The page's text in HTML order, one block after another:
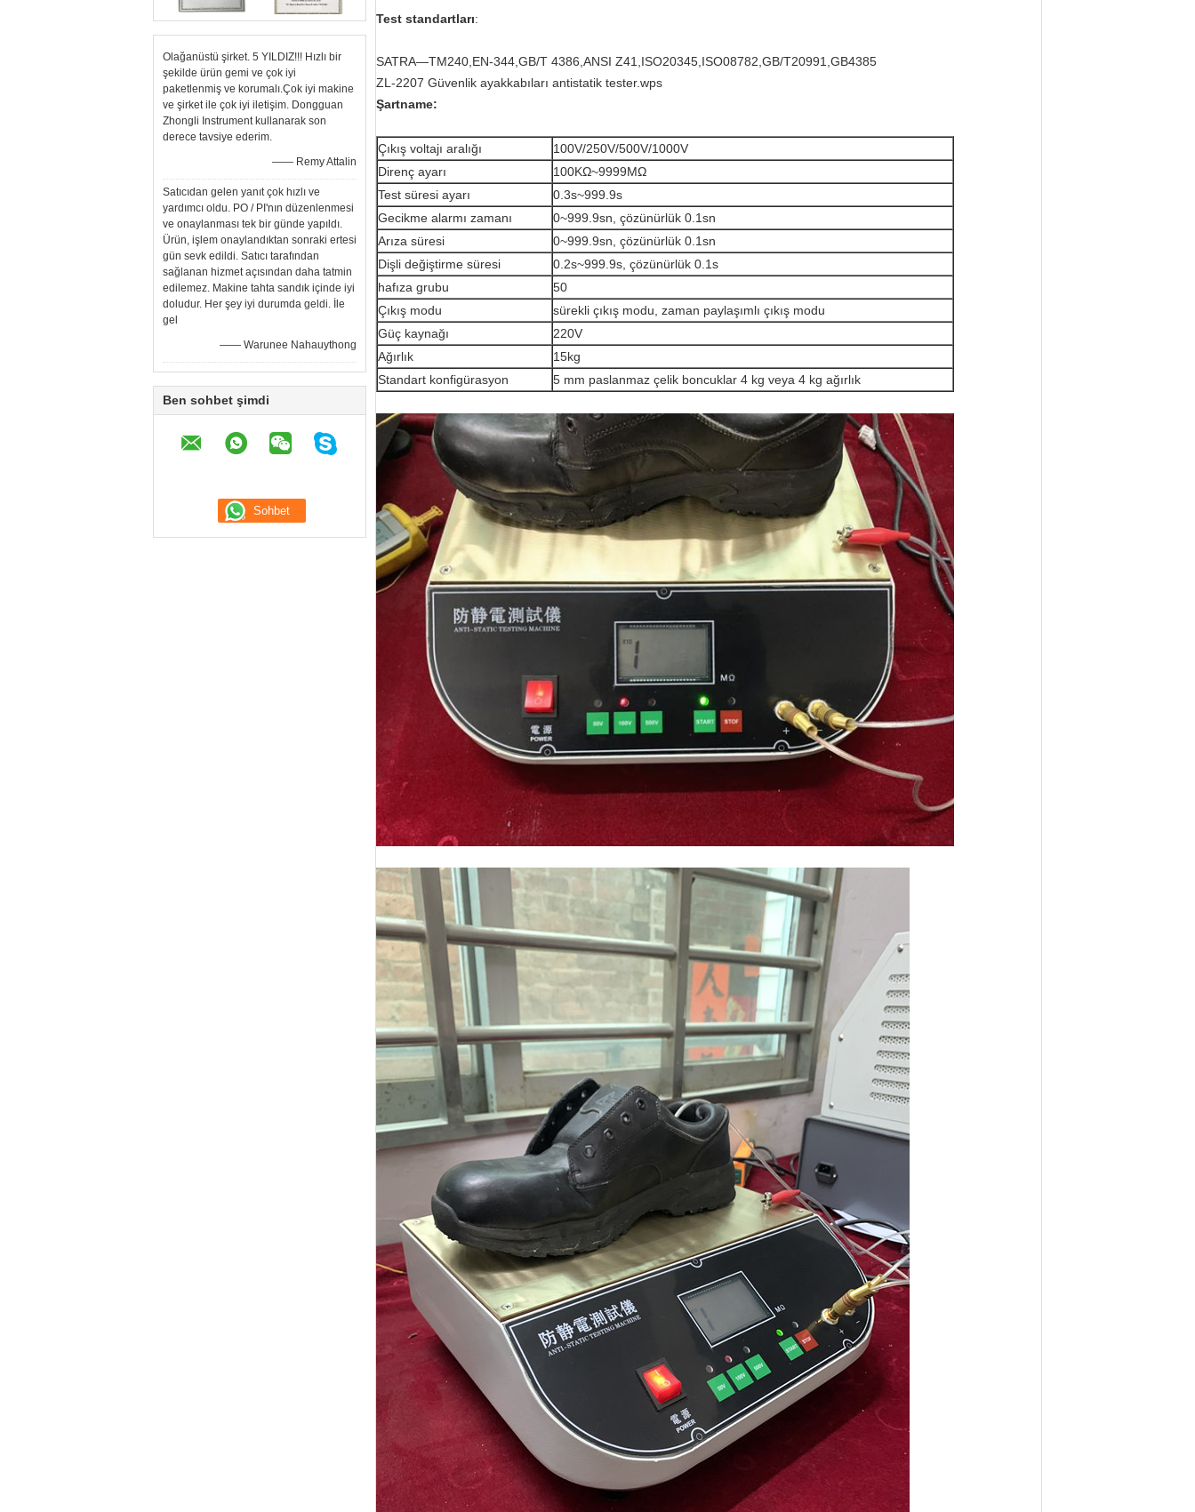
Olağanüstü şirket. 5 YILDIZ!!! Hızlı bir
şekilde ürün gemi ve çok iyi
paketlenmiş ve korumalı.Çok iyi makine
ve şirket ile çok iyi iletişim. Dongguan
Zhongli Instrument kullanarak son
derece tavsiye ederim.
—— Remy Attalin
Satıcıdan gelen yanıt çok hızlı ve
yardımcı oldu. PO / PI'nın düzenlenmesi
ve onaylanması tek bir günde yapıldı.
Ürün, işlem onaylandıktan sonraki ertesi
gün sevk edildi. Satıcı tarafından
sağlanan hizmet açısından daha tatmin
edilemez. Makine tahta sandık içinde iyi
doludur. Her şey iyi durumda geldi. İle
gel
—— Warunee Nahauythong
Ben sohbet şimdi
Test standartları:
SATRA—TM240,EN-344,GB/T 4386,ANSI Z41,ISO20345,ISO08782,GB/T20991,GB4385
ZL-2207 Güvenlik ayakkabıları antistatik tester.wps
Şartname:
Çıkış voltajı aralığı
100V/250V/500V/1000V
Direnç ayarı
100KΩ~9999MΩ
Test süresi ayarı
0.3s~999.9s
Gecikme alarmı zamanı
0~999.9sn, çözünürlük 0.1sn
Arıza süresi
0~999.9sn, çözünürlük 0.1sn
Dişli değiştirme süresi
0.2s~999.9s, çözünürlük 0.1s
hafıza grubu
50
Çıkış modu
sürekli çıkış modu, zaman paylaşımlı çıkış modu
Güç kaynağı
220V
Ağırlık
15kg
Standart konfigürasyon
5 mm paslanmaz çelik boncuklar 4 kg veya 4 kg ağırlık